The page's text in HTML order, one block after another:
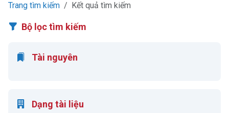
Trang tìm kiếm Kết quả tìm kiếm
Bộ lọc tìm kiếm
Tài nguyên
Dạng tài liệu